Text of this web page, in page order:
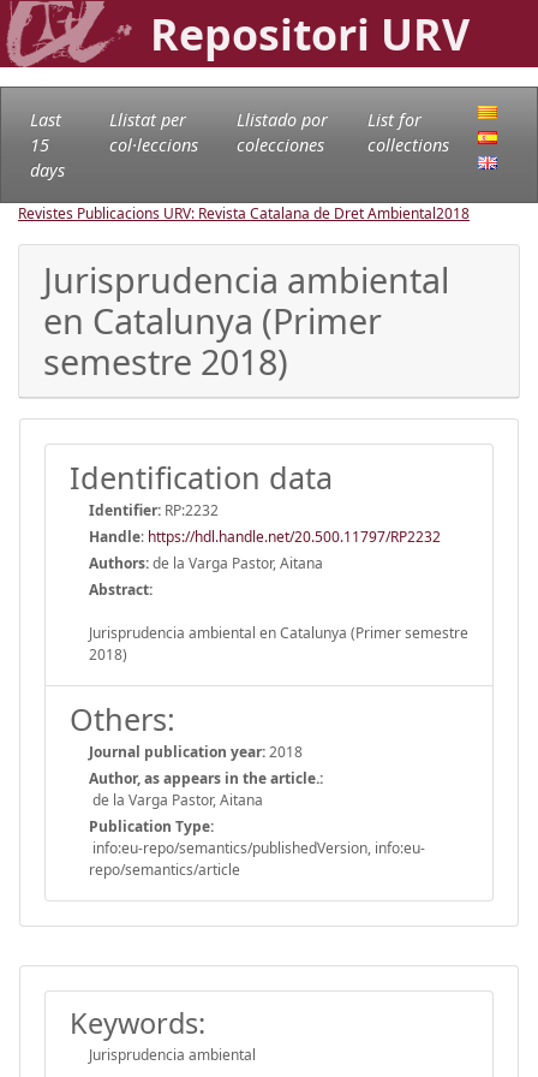
Repositori URV
Last
15
days
Llistat per
col·leccions
Llistado por
colecciones
List for
collections
Revistes Publicacions URV: Revista Catalana de Dret Ambiental2018
Jurisprudencia ambiental
en Catalunya (Primer
semestre 2018)
Identification data
Identifier: RP:2232
Handle: https://hdl.handle.net/20.500.11797/RP2232
Authors:de la Varga Pastor, Aitana
Abstract:
Jurisprudencia ambiental en Catalunya (Primer semestre
2018)
Others:
Journal publication year:2018
Author, as appears in the article.:
de la Varga Pastor, Aitana
Publication Type:
info:eu-repo/semantics/publishedVersion, info:eu-
repo/semantics/article
Keywords:
Jurisprudencia ambiental